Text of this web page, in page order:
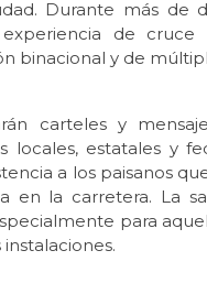
Durante más de
de
binacional y de
carteles y
locales, estatales y
a los paisanos
en la carretera. La
para
instalaciones.